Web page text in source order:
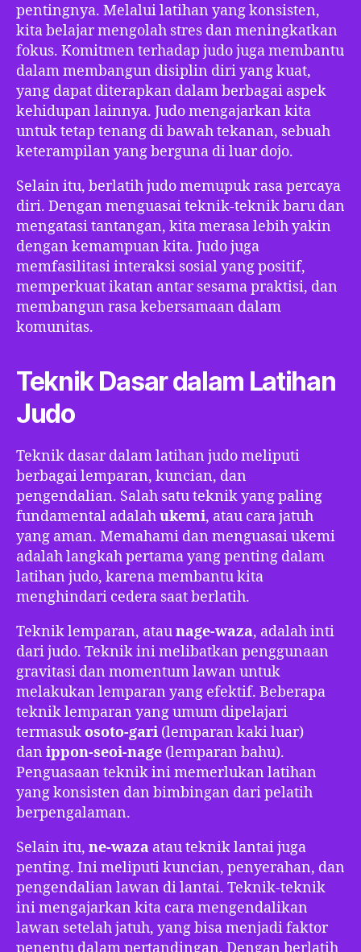
pentingnya. Melalui latihan yang konsisten,
kita belajar mengolah stres dan meningkatkan
fokus. Komitmen terhadap judo juga membantu
dalam membangun disiplin diri yang kuat,
yang dapat diterapkan dalam berbagai aspek
kehidupan lainnya. Judo mengajarkan kita
untuk tetap tenang di bawah tekanan, sebuah
keterampilan yang berguna di luar dojo.
Selain itu, berlatih judo memupuk rasa percaya
diri. Dengan menguasai teknik-teknik baru dan
mengatasi tantangan, kita merasa lebih yakin
dengan kemampuan kita. Judo juga
memfasilitasi interaksi sosial yang positif,
memperkuat ikatan antar sesama praktisi, dan
membangun rasa kebersamaan dalam
komunitas.
Teknik Dasar dalam Latihan
Judo
Teknik dasar dalam latihan judo meliputi
berbagai lemparan, kuncian, dan
pengendalian. Salah satu teknik yang paling
fundamental adalahukemi, atau cara jatuh
yang aman. Memahami dan menguasai ukemi
adalah langkah pertama yang penting dalam
latihan judo, karena membantu kita
menghindari cedera saat berlatih.
Teknik lemparan, ataunage-waza, adalah inti
dari judo. Teknik ini melibatkan penggunaan
gravitasi dan momentum lawan untuk
melakukan lemparan yang efektif. Beberapa
teknik lemparan yang umum dipelajari
termasukosoto-gari (lemparan kaki luar)
dan ippon-seoi-nage (lemparan bahu).
Penguasaan teknik ini memerlukan latihan
yang konsisten dan bimbingan dari pelatih
berpengalaman.
Selain itu, ne-waza atau teknik lantai juga
penting. Ini meliputi kuncian, penyerahan, dan
pengendalian lawan di lantai. Teknik-teknik
ini mengajarkan kita cara mengendalikan
lawan setelah jatuh, yang bisa menjadi faktor